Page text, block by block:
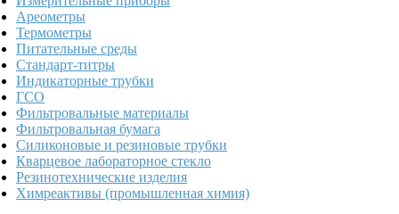
Ареометры
Термометры
Питательные среды
Стандарт-титры
Индикаторные трубки
ГСО
Фильтровальные материалы
Фильтровальная бумага
Силиконовые и резиновые трубки
Кварцевое лабораторное стекло
Резинотехнические изделия
Химреактивы (промышленная химия)